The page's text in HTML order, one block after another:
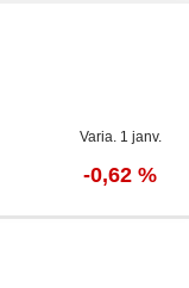
Varia. 1 janv.
-0,62 %